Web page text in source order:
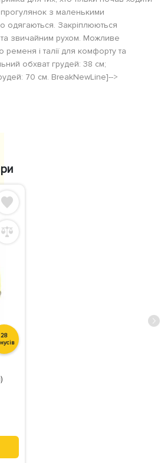
з маленькими
одягаються. Закріплюються
звичайним рухом. Можливе
і талії для комфорту та
обхват грудей: 38 см;
70 см. BreakNewLine]-->
28